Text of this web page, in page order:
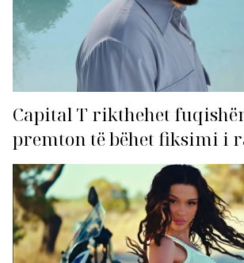
Capital T rikthehet
premton të bëhet fiksimi i